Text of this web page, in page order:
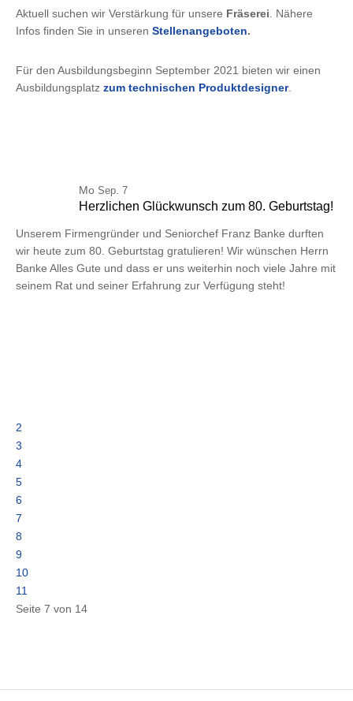
Aktuell suchen wir Verstärkung für unsere Fräserei . Nähere
Infos finden Sie in unseren Stellenangeboten.
Für den Ausbildungsbeginn September 2021 bieten wir einen
Ausbildungsplatz zum technischen Produktdesigner.
Mo Sep. 7
Herzlichen Glückwunsch zum 80. Geburtstag!
Unserem Firmengründer und Seniorchef Franz Banke durften
wir heute zum 80. Geburtstag gratulieren! Wir wünschen Herrn
Banke Alles Gute und dass er uns weiterhin noch viele Jahre mit
seinem Rat und seiner Erfahrung zur Verfügung steht!
2
3
4
5
6
7
8
9
10
11
Seite 7 von 14